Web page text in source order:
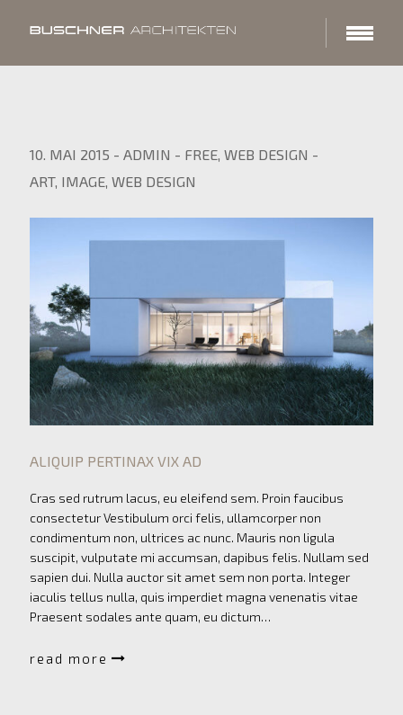
10. MAI 2015 - ADMIN - FREE, WEB DESIGN -
ART, IMAGE, WEB DESIGN
ALIQUIP PERTINAX VIX AD
Cras sed rutrum lacus, eu eleifend sem. Proin faucibus
consectetur Vestibulum orci felis, ullamcorper non
condimentum non, ultrices ac nunc. Mauris non ligula
suscipit, vulputate mi accumsan, dapibus felis. Nullam sed
sapien dui. Nulla auctor sit amet sem non porta. Integer
iaculis tellus nulla, quis imperdiet magna venenatis vitae
Praesent sodales ante quam, eu dictum…
read more